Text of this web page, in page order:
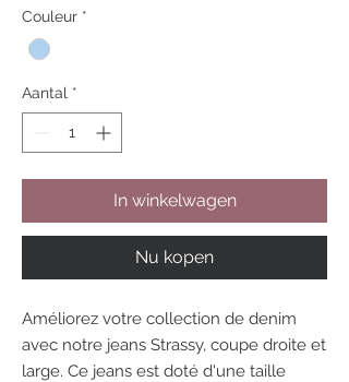
Couleur *
Aantal *
In winkelwagen
Nu kopen
Améliorez votre collection de denim
avec notre jeans Strassy, coupe droite et
large. Ce jeans est doté d'une taille